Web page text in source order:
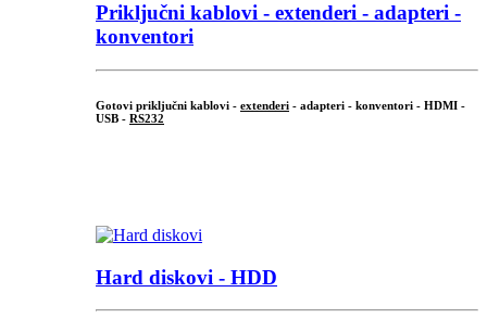
Priključni kablovi - extenderi - adapteri -
konventori
Gotovi priključni kablovi - extenderi - adapteri - konventori - HDMI -
USB - RS232
Hard diskovi - HDD